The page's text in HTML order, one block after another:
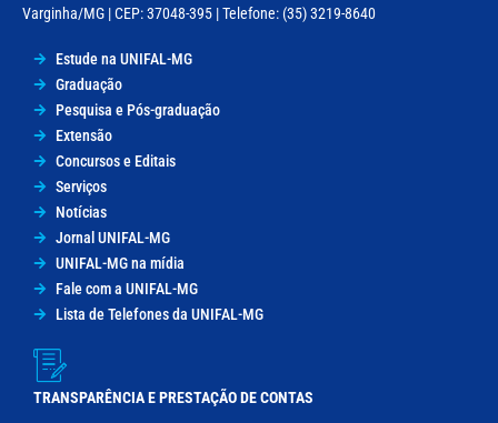
Varginha/MG | CEP: 37048-395 | Telefone: (35) 3219-8640
Estude na UNIFAL-MG
Graduação
Pesquisa e Pós-graduação
Extensão
Concursos e Editais
Serviços
Notícias
Jornal UNIFAL-MG
UNIFAL-MG na mídia
Fale com a UNIFAL-MG
Lista de Telefones da UNIFAL-MG
TRANSPARÊNCIA E PRESTAÇÃO DE CONTAS